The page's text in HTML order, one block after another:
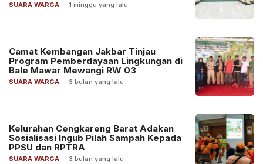
SUARA WARGA - 1 minggu yang lalu
SUARA WARGA - 3 bulan yang lalu
Camat Kembangan Jakbar Tinjau
Program Pemberdayaan Lingkungan di
Bale Mawar Mewangi RW 03
SUARA WARGA - 3 bulan yang lalu
Kelurahan Cengkareng Barat Adakan
Sosialisasi Ingub Pilah Sampah Kepada
PPSU dan RPTRA